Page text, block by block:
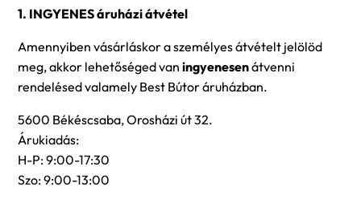
1. INGYENES áruházi átvétel
Amennyiben vásárláskor a személyes átvételt jelölöd
meg, akkor lehetőséged van ingyenesenátvenni
rendelésed valamely Best Bútor áruházban.
5600 Békéscsaba, Orosházi út 32.
Árukiadás:
H-P: 9:00-17:30
Szo: 9:00-13:00